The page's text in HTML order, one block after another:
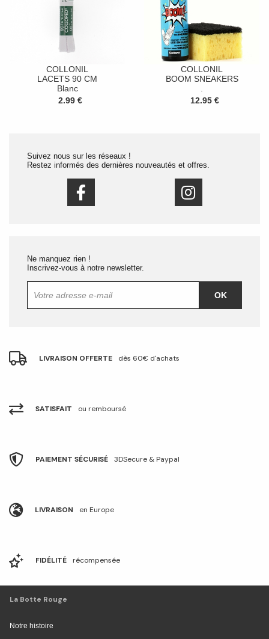
COLLONIL
LACETS 90 CM
Blanc
2.99 €
COLLONIL
BOOM SNEAKERS
12.95 €
Suivez nous sur les réseaux !
Restez informés des dernières nouveautés et offres.
Ne manquez rien !
Inscrivez-vous à notre newsletter.
OK
LIVRAISON OFFERTE dès 60€ d'achats
SATISFAIT ou remboursé
PAIEMENT SÉCURISÉ 3DSecure & Paypal
LIVRAISON en Europe
FIDÉLITÉ récompensée
La Botte Rouge
Notre histoire